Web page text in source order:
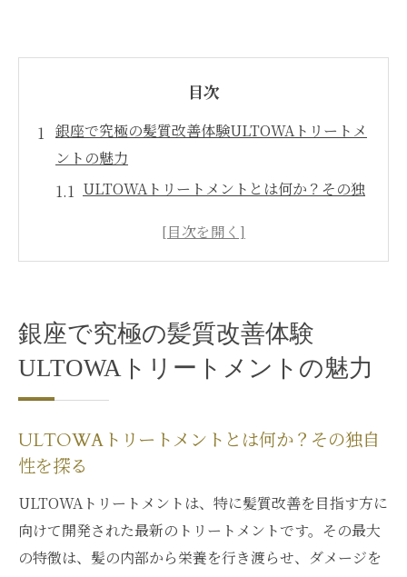
目次
銀座で究極の髪質改善体験ULTOWAトリートメ
ントの魅力
ULTOWAトリートメントとは何か？その独
な効果
髪質改善を求める人々の口コミと評価
ULTOWAトリートメントの施術プロセスと
ULTOWAトリートメントで髪のダメージを根本
髪の内部から働きかけるULTOWAのメカニ
ズム
現代人の髪の悩みとその原因
銀座で究極の髪質改善体験
ULTOWAトリートメントの魅力
ULTOWAトリートメントとは何か？その独自
性を探る
ULTOWAトリートメントは、特に髪質改善を目指す方に
向けて開発された最新のトリートメントです。その最大
の特徴は、髪の内部から栄養を行き渡らせ、ダメージを